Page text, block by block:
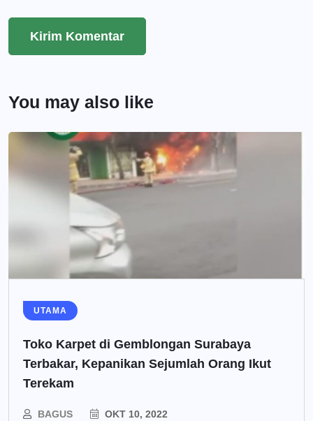
You may also like
UTAMA
Toko Karpet di Gemblongan Surabaya
Terbakar, Kepanikan Sejumlah Orang Ikut
Terekam
BAGUS OKT 10, 2022